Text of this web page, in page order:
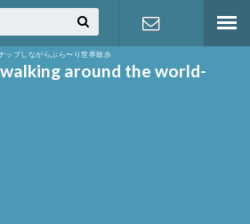
ップしながらぶら〜り世界散歩
around the world-
お問い合わ